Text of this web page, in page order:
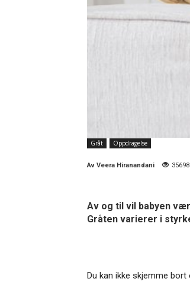
Gråt Oppdragelse
Av Veera Hiranandani 35698
Av og til vil babyen
Gråten varierer i
Du kan ikke skjemme